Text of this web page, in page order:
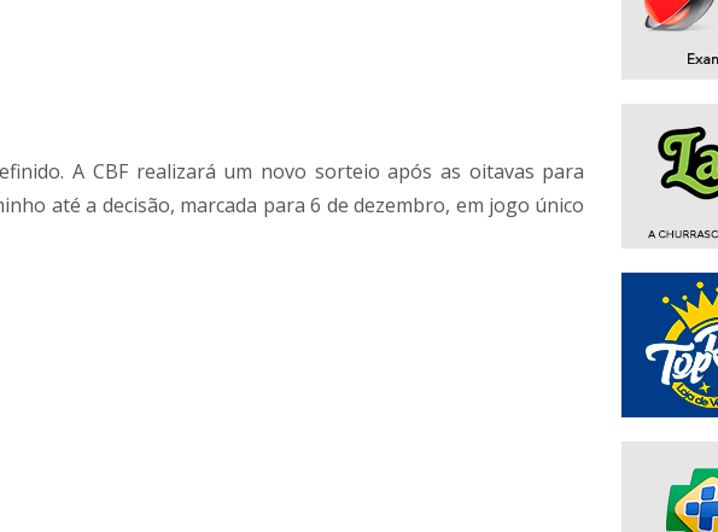
A CBF realizará um novo sorteio após as oitavas para
até a decisão, marcada para 6 de dezembro, em jogo único